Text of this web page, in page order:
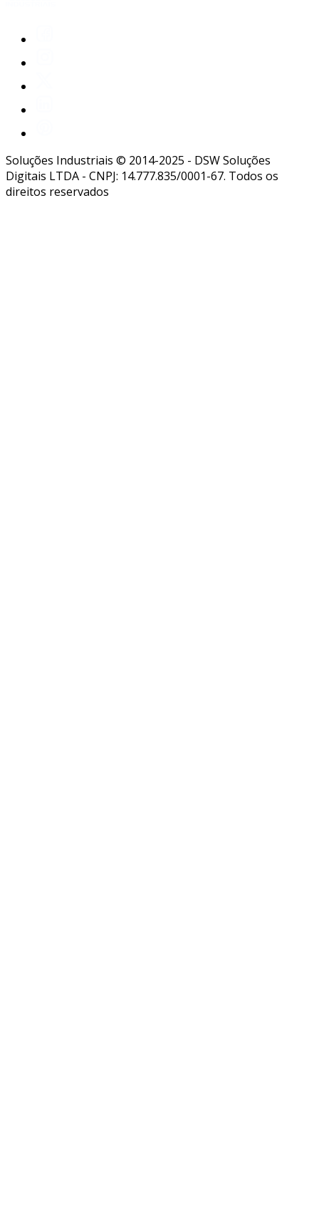
Soluções Industriais © 2014-2025 - DSW Soluções
Digitais LTDA - CNPJ: 14.777.835/0001-67. Todos os
direitos reservados